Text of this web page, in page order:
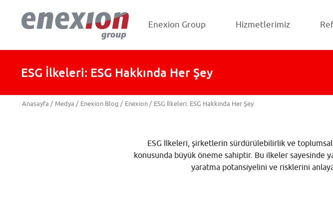
Enexion Group Hizmetlerimiz
ESG İlkeleri: ESG Hakkında Her Şey
Anasayfa / Medya / Enexion Blog / Enexion / ESG İlkeleri: ESG Hakkında Her Şey
ESG İlkeleri, şirketlerin sürdürülebilirlik ve
konusunda büyük öneme sahiptir. Bu ilkeler sayesinde
yaratma potansiyelini ve risklerini